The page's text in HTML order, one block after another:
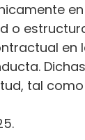
o
en
tal